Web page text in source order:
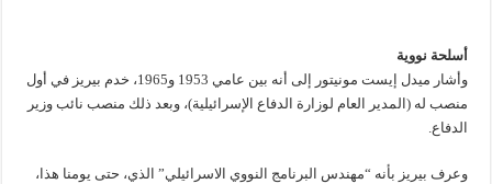
أسلحة نووية
وأشار ميدل إيست مونيتور إلى أنه بين عامي 1953 و1965، خدم بيريز في أول
منصب له (المدير العام لوزارة الدفاع الإسرائيلية)، وبعد ذلك منصب نائب وزير
الدفاع.
وعرف بيريز بأنه “مهندس البرنامج النووي الاسرائيلي” الذي، حتى يومنا هذا،